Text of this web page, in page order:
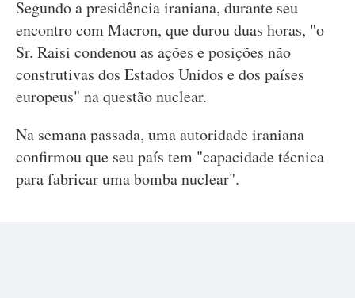
Segundo a presidência iraniana, durante seu
encontro com Macron, que durou duas horas, "o
Sr. Raisi condenou as ações e posições não
construtivas dos Estados Unidos e dos países
europeus" na questão nuclear.
Na semana passada, uma autoridade iraniana
confirmou que seu país tem "capacidade técnica
para fabricar uma bomba nuclear".